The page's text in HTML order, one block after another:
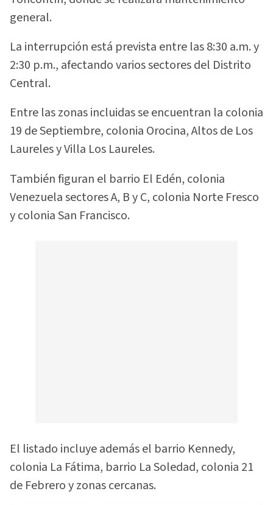
general.
La interrupción está prevista entre las 8:30 a.m. y
2:30 p.m., afectando varios sectores del Distrito
Central.
Entre las zonas incluidas se encuentran la colonia
19 de Septiembre, colonia Orocina, Altos de Los
Laureles y Villa Los Laureles.
También figuran el barrio El Edén, colonia
Venezuela sectores A, B y C, colonia Norte Fresco
y colonia San Francisco.
El listado incluye además el barrio Kennedy,
colonia La Fátima, barrio La Soledad, colonia 21
de Febrero y zonas cercanas.